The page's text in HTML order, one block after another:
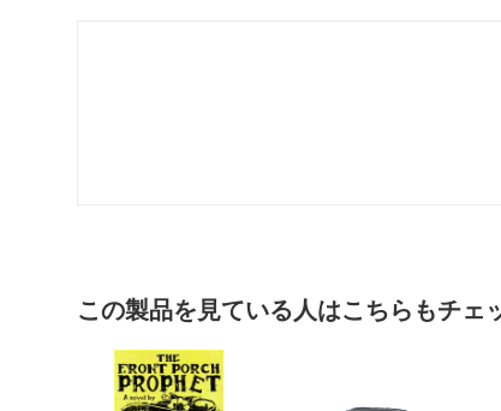
この製品を見ている人はこちらもチェ